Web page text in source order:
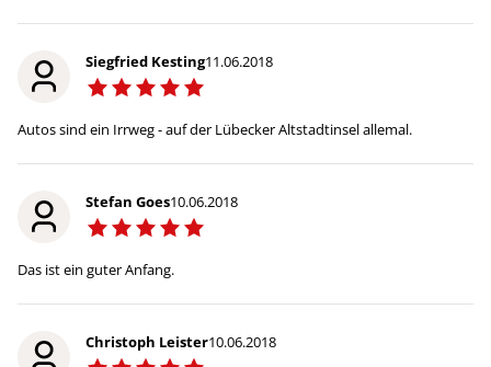
Siegfried Kesting11.06.2018
Autos sind ein Irrweg - auf der Lübecker Altstadtinsel allemal.
Stefan Goes10.06.2018
Das ist ein guter Anfang.
Christoph Leister10.06.2018